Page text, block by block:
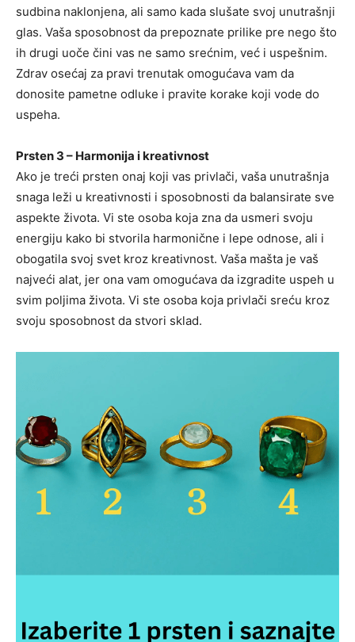
sudbina naklonjena, ali samo kada slušate svoj unutrašnji
glas. Vaša sposobnost da prepoznate prilike pre nego što
ih drugi uoče čini vas ne samo srećnim, već i uspešnim.
Zdrav osećaj za pravi trenutak omogućava vam da
donosite pametne odluke i pravite korake koji vode do
uspeha.
Prsten 3 – Harmonija i kreativnost
Ako je treći prsten onaj koji vas privlači, vaša unutrašnja
snaga leži u kreativnosti i sposobnosti da balansirate sve
aspekte života. Vi ste osoba koja zna da usmeri svoju
energiju kako bi stvorila harmonične i lepe odnose, ali i
obogatila svoj svet kroz kreativnost. Vaša mašta je vaš
najveći alat, jer ona vam omogućava da izgradite uspeh u
svim poljima života. Vi ste osoba koja privlači sreću kroz
svoju sposobnost da stvori sklad.